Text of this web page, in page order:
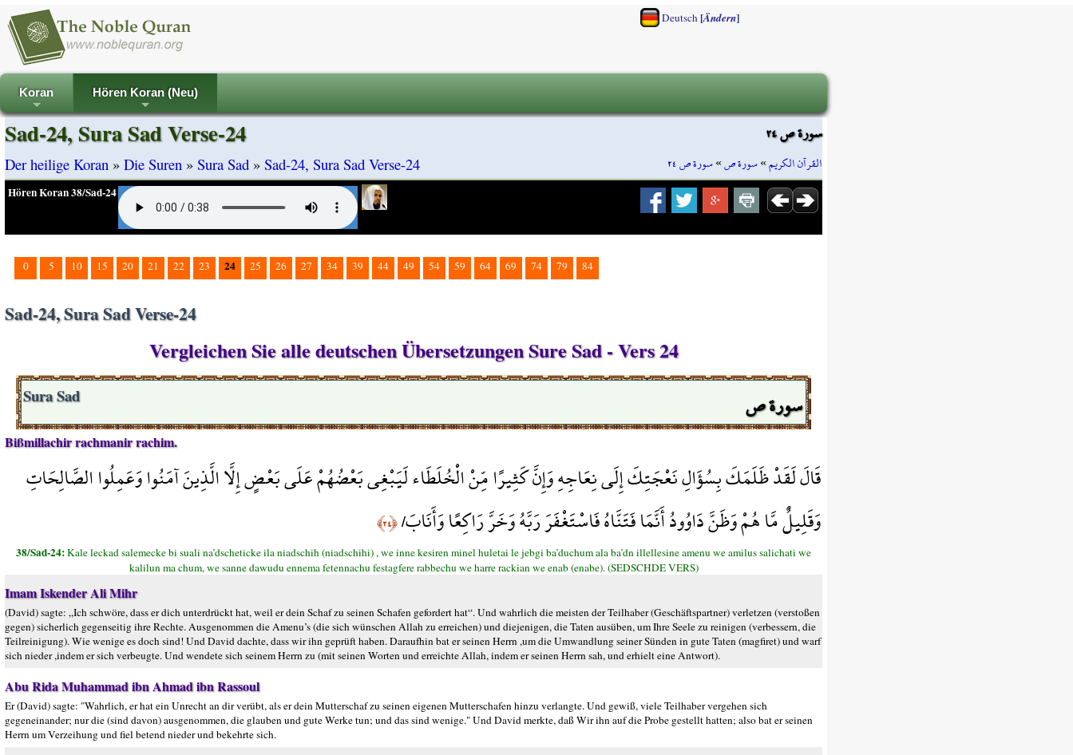
Deutsch[Ändern]
+
Koran
+
Hören Koran (Neu)
سورة ص ٢٤
القرآن الكريم»سورة ص»سورة ص ٢٤
Sad-24, Sura Sad Verse-24
Der heilige Koran » Die Suren » Sura Sad » Sad-24, Sura Sad Verse-24
Hören Koran 38/Sad-24
0 5 10 15 20 21 22 23 24 25 26 27 34 39 44 49 54 59 64 69 74 79 84
Sad-24, Sura Sad Verse-24
Vergleichen Sie alle deutschen Übersetzungen Sure Sad - Vers 24
سورة ص Sura Sad
Bißmillachir rachmanir rachim.
قَالَ لَقَدْ ظَلَمَكَ بِسُؤَالِ نَعْجَتِكَ إِلَى نِعَاجِهِ وَإِنَّ كَثِيرًا مِّنْ الْخُلَطَاء لَيَبْغِي بَعْضُهُمْ عَلَى بَعْضٍ إِلَّا الَّذِينَ آمَنُوا وَعَمِلُوا الصَّالِحَاتِ
وَقَلِيلٌ مَّا هُمْ وَظَنَّ دَاوُودُ أَنَّمَا فَتَنَّاهُ فَاسْتَغْفَرَ رَبَّهُ وَخَرَّ رَاكِعًا وَأَنَابَ/﴿٢٤﴾
38/Sad-24:Kale leckad salemecke bi suali na’dscheticke ila niadschih (niadschihi) , we inne kesiren minel huletai le jebgi ba’duchum ala ba’dn illellesine amenu we amilus salichati we
kalilun ma chum, we sanne dawudu ennema fetennachu festagfere rabbechu we harre rackian we enab (enabe). (SEDSCHDE VERS)
Imam Iskender Ali Mihr
(David) sagte: „Ich schwöre, dass er dich unterdrückt hat, weil er dein Schaf zu seinen Schafen gefordert hat“. Und wahrlich die meisten der Teilhaber (Geschäftspartner) verletzen (verstoßen
gegen) sicherlich gegenseitig ihre Rechte. Ausgenommen die Amenu’s (die sich wünschen Allah zu erreichen) und diejenigen, die Taten ausüben, um Ihre Seele zu reinigen (verbessern, die
Teilreinigung). Wie wenige es doch sind! Und David dachte, dass wir ihn geprüft haben. Daraufhin bat er seinen Herrn ,um die Umwandlung seiner Sünden in gute Taten (magfiret) und warf
sich nieder ,indem er sich verbeugte. Und wendete sich seinem Herrn zu (mit seinen Worten und erreichte Allah, indem er seinen Herrn sah, und erhielt eine Antwort).
Abu Rida Muhammad ibn Ahmad ibn Rassoul
Er (David) sagte: "Wahrlich, er hat ein Unrecht an dir verübt, als er dein Mutterschaf zu seinen eigenen Mutterschafen hinzu verlangte. Und gewiß, viele Teilhaber vergehen sich
gegeneinander; nur die (sind davon) ausgenommen, die glauben und gute Werke tun; und das sind wenige." Und David merkte, daß Wir ihn auf die Probe gestellt hatten; also bat er seinen
Herrn um Verzeihung und fiel betend nieder und bekehrte sich.